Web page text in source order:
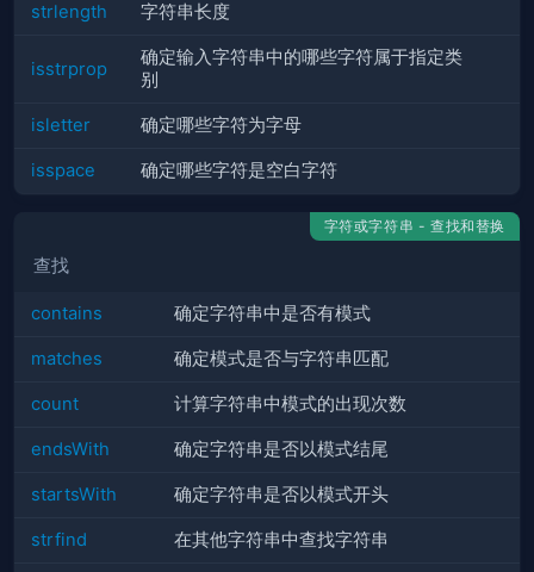
strlength 字符串长度
isstrprop
确定输入字符串中的哪些字符属于指定类
别
isletter 确定哪些字符为字母
isspace 确定哪些字符是空白字符
字符或字符串 - 查找和替换
查找
contains 确定字符串中是否有模式
matches 确定模式是否与字符串匹配
count 计算字符串中模式的出现次数
endsWith 确定字符串是否以模式结尾
startsWith 确定字符串是否以模式开头
strfind 在其他字符串中查找字符串